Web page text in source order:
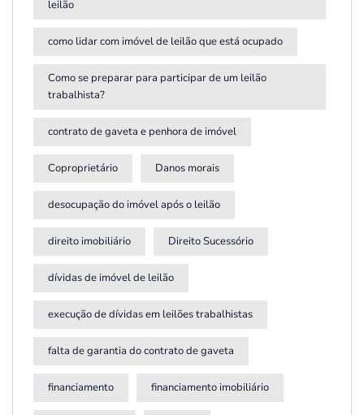
leilão
como lidar com imóvel de leilão que está ocupado
Como se preparar para participar de um leilão
trabalhista?
contrato de gaveta e penhora de imóvel
Coproprietário Danos morais
desocupação do imóvel após o leilão
direito imobiliário Direito Sucessório
dívidas de imóvel de leilão
execução de dívidas em leilões trabalhistas
falta de garantia do contrato de gaveta
financiamento financiamento imobiliário